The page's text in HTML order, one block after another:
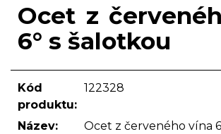
Ocet z
6° s šalotkou
Kód
produktu:
122328
Název:
Ocet z červeného vína